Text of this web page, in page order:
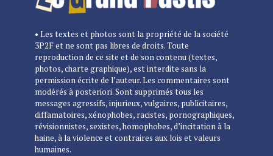
• Les textes et photos sont la propriété de la société
3P2F et ne sont pas libres de droits. Toute
reproduction de ce site et de son contenu (textes,
photos, charte graphique), est interdite sans la
permission écrite de l’auteur. Les commentaires sont
modérés à posteriori. Sont supprimés tous les
messages agressifs, injurieux, vulgaires, publicitaires,
diffamatoires, xénophobes, racistes, pornographiques,
révisionnistes, sexistes, homophobes, d’incitation à la
haine, à la violence et contraires aux lois et valeurs
humaines.